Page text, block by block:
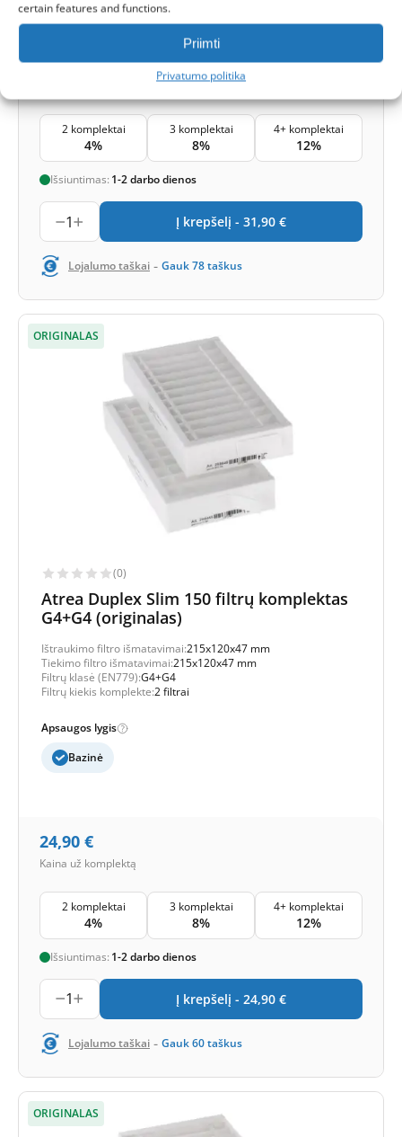
certain features and functions.
Priimti
Privatumo politika
31,90 €
2 komplektai
4%
3 komplektai
8%
4+ komplektai
12%
Išsiuntimas: 1-2 darbo dienos
1 Į krepšelį - 31,90 €
Lojalumo taškai - Gauk78taškus
ORIGINALAS
(0)
Atrea Duplex Slim 150 filtrų komplektas
G4+G4 (originalas)
Ištraukimo filtro išmatavimai:215x120x47 mm
Tiekimo filtro išmatavimai:215x120x47 mm
Filtrų klasė (EN779):G4+G4
Filtrų kiekis komplekte:2 filtrai
Apsaugos lygis
Bazinė
24,90 €
Kaina už komplektą
2 komplektai
4%
3 komplektai
8%
4+ komplektai
12%
Išsiuntimas: 1-2 darbo dienos
1 Į krepšelį - 24,90 €
Lojalumo taškai - Gauk60taškus
ORIGINALAS